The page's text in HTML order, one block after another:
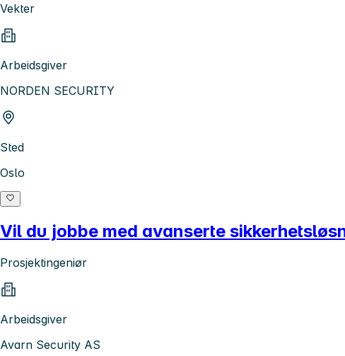
Vekter
Arbeidsgiver
NORDEN SECURITY
Sted
Oslo
Vil du jobbe med avanserte
Prosjektingeniør
Arbeidsgiver
Avarn Security AS